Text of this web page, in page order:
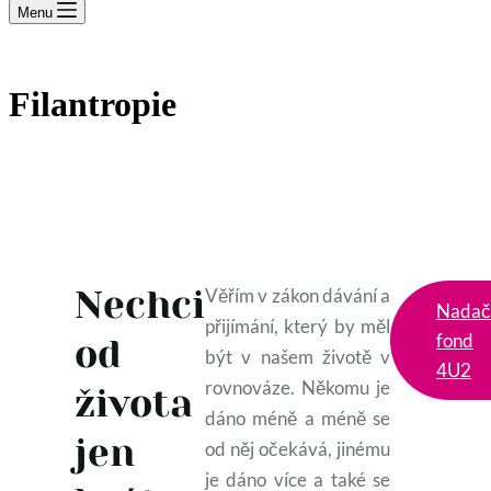
Menu
Filantropie
Nechci
od
života
jen
Věřím v zákon dávání a
přijímání, který by měl
být v našem životě v
rovnováze. Někomu je
dáno méně a méně se
od něj očekává, jinému
je dáno více a také se
fond
4U2